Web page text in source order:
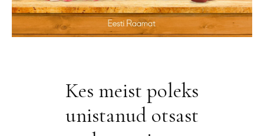
Kes meist poleks
unistanud otsast